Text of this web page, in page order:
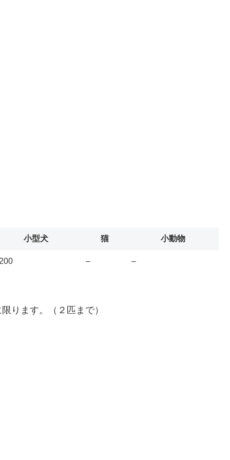
小型犬 猫 小動物
– –
ります。（２匹まで）